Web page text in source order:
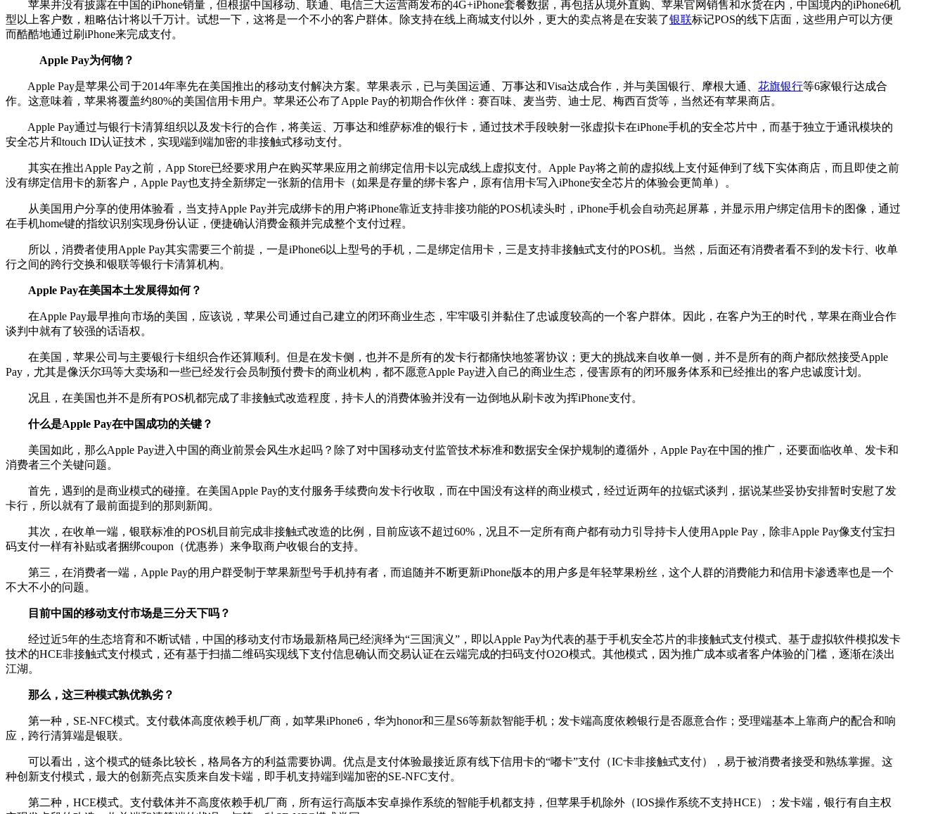
苹果并没有披露在中国的iPhone销量，但根据中国移动、联通、电信三大运营商发布的4G+iPhone套餐数据，再包括从境外直购、苹果官网销售和水货在内，中国境内的iPhone6机
型以上客户数，粗略估计将以千万计。试想一下，这将是一个不小的客户群体。除支持在线上商城支付以外，更大的卖点将是在安装了银联标记POS的线下店面，这些用户可以方便
而酷酷地通过刷iPhone来完成支付。
Apple Pay为何物？
Apple Pay是苹果公司于2014年率先在美国推出的移动支付解决方案。苹果表示，已与美国运通、万事达和Visa达成合作，并与美国银行、摩根大通、 花旗银行等6家银行达成合
作。这意味着，苹果将覆盖约80%的美国信用卡用户。苹果还公布了Apple Pay的初期合作伙伴：赛百味、麦当劳、迪士尼、梅西百货等，当然还有苹果商店。
Apple Pay通过与银行卡清算组织以及发卡行的合作，将美运、万事达和维萨标准的银行卡，通过技术手段映射一张虚拟卡在iPhone手机的安全芯片中，而基于独立于通讯模块的
安全芯片和touch ID认证技术，实现端到端加密的非接触式移动支付。
其实在推出Apple Pay之前，App Store已经要求用户在购买苹果应用之前绑定信用卡以完成线上虚拟支付。Apple Pay将之前的虚拟线上支付延伸到了线下实体商店，而且即使之前
没有绑定信用卡的新客户，Apple Pay也支持全新绑定一张新的信用卡（如果是存量的绑卡客户，原有信用卡写入iPhone安全芯片的体验会更简单）。
从美国用户分享的使用体验看，当支持Apple Pay并完成绑卡的用户将iPhone靠近支持非接功能的POS机读头时，iPhone手机会自动亮起屏幕，并显示用户绑定信用卡的图像，通过
在手机home键的指纹识别实现身份认证，便捷确认消费金额并完成整个支付过程。
所以，消费者使用Apple Pay其实需要三个前提，一是iPhone6以上型号的手机，二是绑定信用卡，三是支持非接触式支付的POS机。当然，后面还有消费者看不到的发卡行、收单
行之间的跨行交换和银联等银行卡清算机构。
Apple Pay在美国本土发展得如何？
在Apple Pay最早推向市场的美国，应该说，苹果公司通过自己建立的闭环商业生态，牢牢吸引并黏住了忠诚度较高的一个客户群体。因此，在客户为王的时代，苹果在商业合作
谈判中就有了较强的话语权。
在美国，苹果公司与主要银行卡组织合作还算顺利。但是在发卡侧，也并不是所有的发卡行都痛快地签署协议；更大的挑战来自收单一侧，并不是所有的商户都欣然接受Apple
Pay，尤其是像沃尔玛等大卖场和一些已经发行会员制预付费卡的商业机构，都不愿意Apple Pay进入自己的商业生态，侵害原有的闭环服务体系和已经推出的客户忠诚度计划。
况且，在美国也并不是所有POS机都完成了非接触式改造程度，持卡人的消费体验并没有一边倒地从刷卡改为挥iPhone支付。
什么是Apple Pay在中国成功的关键？
美国如此，那么Apple Pay进入中国的商业前景会风生水起吗？除了对中国移动支付监管技术标准和数据安全保护规制的遵循外，Apple Pay在中国的推广，还要面临收单、发卡和
消费者三个关键问题。
首先，遇到的是商业模式的碰撞。在美国Apple Pay的支付服务手续费向发卡行收取，而在中国没有这样的商业模式，经过近两年的拉锯式谈判，据说某些妥协安排暂时安慰了发
卡行，所以就有了最前面提到的那则新闻。
其次，在收单一端，银联标准的POS机目前完成非接触式改造的比例，目前应该不超过60%，况且不一定所有商户都有动力引导持卡人使用Apple Pay，除非Apple Pay像支付宝扫
码支付一样有补贴或者捆绑coupon（优惠券）来争取商户收银台的支持。
第三，在消费者一端，Apple Pay的用户群受制于苹果新型号手机持有者，而追随并不断更新iPhone版本的用户多是年轻苹果粉丝，这个人群的消费能力和信用卡渗透率也是一个
不大不小的问题。
目前中国的移动支付市场是三分天下吗？
经过近5年的生态培育和不断试错，中国的移动支付市场最新格局已经演绎为“三国演义”，即以Apple Pay为代表的基于手机安全芯片的非接触式支付模式、基于虚拟软件模拟发卡
技术的HCE非接触式支付模式，还有基于扫描二维码实现线下支付信息确认而交易认证在云端完成的扫码支付O2O模式。其他模式，因为推广成本或者客户体验的门槛，逐渐在淡出
江湖。
那么，这三种模式孰优孰劣？
第一种，SE-NFC模式。支付载体高度依赖手机厂商，如苹果iPhone6，华为honor和三星S6等新款智能手机；发卡端高度依赖银行是否愿意合作；受理端基本上靠商户的配合和响
应，跨行清算端是银联。
可以看出，这个模式的链条比较长，格局各方的利益需要协调。优点是支付体验最接近原有线下信用卡的“嘟卡”支付（IC卡非接触式支付），易于被消费者接受和熟练掌握。这
种创新支付模式，最大的创新亮点实质来自发卡端，即手机支持端到端加密的SE-NFC支付。
第二种，HCE模式。支付载体并不高度依赖手机厂商，所有运行高版本安卓操作系统的智能手机都支持，但苹果手机除外（IOS操作系统不支持HCE）；发卡端，银行有自主权